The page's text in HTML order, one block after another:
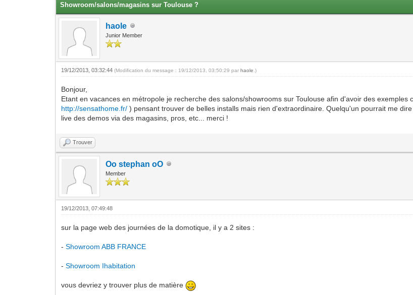
Showroom/salons/magasins sur Toulouse ?
haole
Junior Member
19/12/2013, 03:32:44(Modification du message : 19/12/2013, 03:50:29 parhaole .)
Bonjour,
Etant en vacances en métropole je recherche des salons/showrooms sur Toulouse afin d'avoir des
http://sensathome.fr/ ) pensant trouver de belles installs mais rien d'extraordinaire. Quelqu'un pourrait me
live des demos via des magasins, pros, etc... merci !
Trouver
Oo stephan oO
Member
19/12/2013, 07:49:48
sur la page web des journées de la domotique, il y a 2 sites :
-Showroom ABB FRANCE
-Showroom Ihabitation
vous devriez y trouver plus de matière